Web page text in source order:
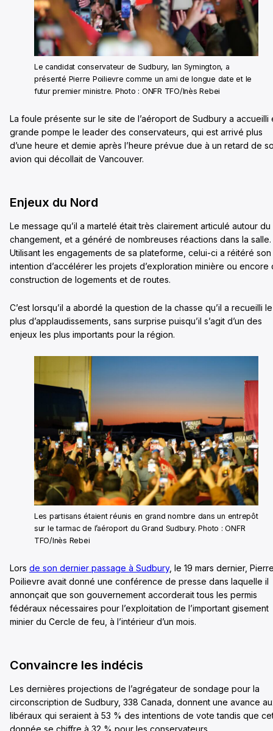
Le candidat conservateur de Sudbury, Ian Symington, a
présenté Pierre Poilievre comme un ami de longue date et le
futur premier ministre. Photo : ONFR TFO/Inès Rebei
La foule présente sur le site de l’aéroport de Sudbury a accueilli
grande pompe le leader des conservateurs, qui est arrivé plus
d’une heure et demie après l’heure prévue due à un retard de
avion qui décollait de Vancouver.
Enjeux du Nord
Le message qu’il a martelé était très clairement articulé autour du
changement, et a généré de nombreuses réactions dans la salle.
Utilisant les engagements de sa plateforme, celui-ci a réitéré son
intention d’accélérer les projets d’exploration minière ou encore
construction de logements et de routes.
C’est lorsqu’il a abordé la question de la chasse qu’il a recueilli le
plus d’applaudissements, sans surprise puisqu’il s’agit d’un des
enjeux les plus importants pour la région.
Les partisans étaient réunis en grand nombre dans un entrepôt
sur le tarmac de l’aéroport du Grand Sudbury. Photo : ONFR
TFO/Inès Rebei
Lors de son dernier passage à Sudbury, le 19 mars dernier,
Poilievre avait donné une conférence de presse dans laquelle il
annonçait que son gouvernement accorderait tous les permis
fédéraux nécessaires pour l’exploitation de l’important gisement
minier du Cercle de feu, à l’intérieur d’un mois.
Convaincre les indécis
Les dernières projections de l’agrégateur de sondage pour la
circonscription de Sudbury, 338 Canada, donnent une avance
libéraux qui seraient à 53 % des intentions de vote tandis que
donnée se chiffre à 32 % pour les conservateurs.